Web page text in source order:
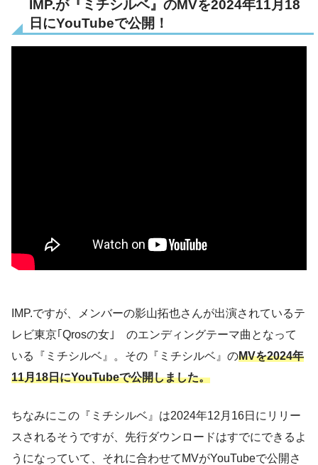
IMP.が『ミチシルベ』のMVを2024年11月18
日にYouTubeで公開！
IMP.ですが、メンバーの影山拓也さんが出演されているテ
レビ東京｢Qrosの女｣ のエンディングテーマ曲となって
いる『ミチシルベ』。その『ミチシルベ』のMVを2024年
11月18日にYouTubeで公開しました。
ちなみにこの『ミチシルベ』は2024年12月16日にリリー
スされるそうですが、先行ダウンロードはすでにできるよ
うになっていて、それに合わせてMVがYouTubeで公開さ